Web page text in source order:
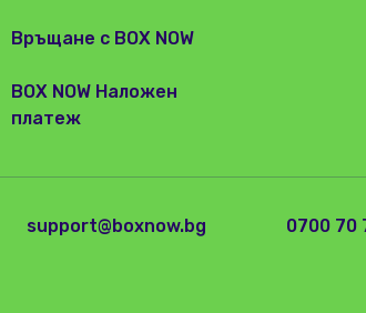
Връщане с BOX NOW
BOX NOW Наложен
платеж
support@boxnow.bg 0700 70